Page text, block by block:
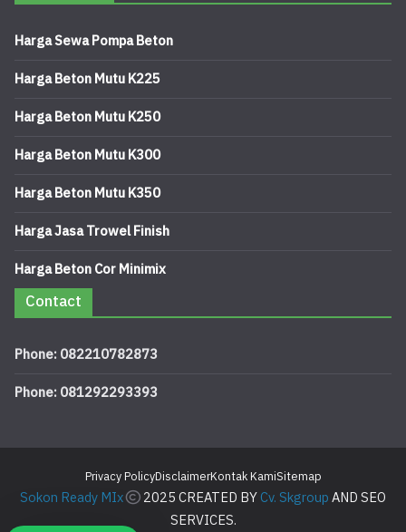
Harga Sewa Pompa Beton
Harga Beton Mutu K225
Harga Beton Mutu K250
Harga Beton Mutu K300
Harga Beton Mutu K350
Harga Jasa Trowel Finish
Harga Beton Cor Minimix
Contact
Phone: 082210782873
Phone: 081292293393
Privacy PolicyDisclaimerKontak KamiSitemap
Sokon Ready MIx 2025 CREATED BYCv. SkgroupAND SEO
SERVICES.